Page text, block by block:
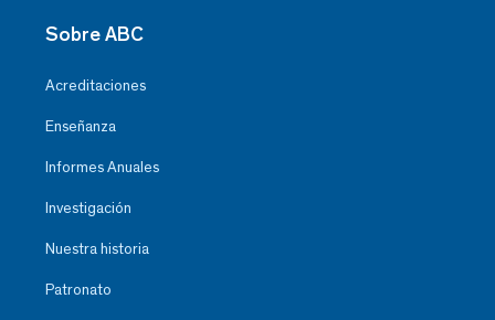
Sobre ABC
Acreditaciones
Enseñanza
Informes Anuales
Investigación
Nuestra historia
Patronato